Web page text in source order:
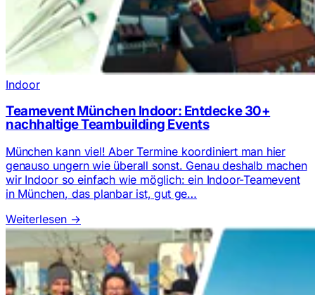
Indoor
Teamevent München Indoor: Entdecke 30+
nachhaltige Teambuilding Events
München kann viel! Aber Termine koordiniert man hier
genauso ungern wie überall sonst. Genau deshalb machen
wir Indoor so einfach wie möglich: ein Indoor-Teamevent
in München, das planbar ist, gut ge…
Weiterlesen →